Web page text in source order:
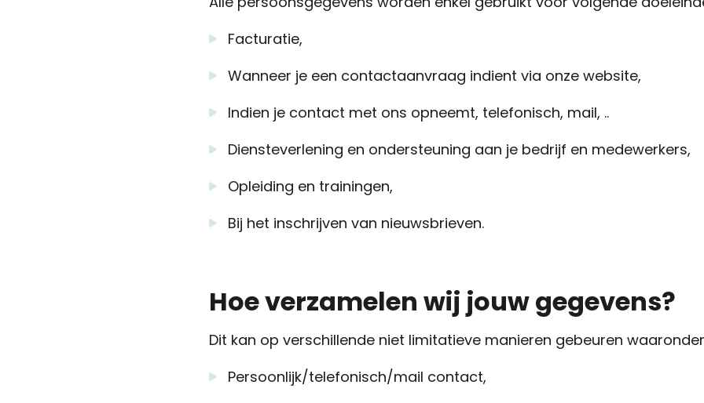
Facturatie,
Wanneer je een contactaanvraag indient via onze website,
Indien je contact met ons opneemt, telefonisch, mail, ..
Diensteverlening en ondersteuning aan je bedrijf en medewerkers,
Opleiding en trainingen,
Bij het inschrijven van nieuwsbrieven.
Hoe verzamelen wij jouw gegevens?
Dit kan op verschillende niet limitatieve manieren gebeuren
Persoonlijk/telefonisch/mail contact,